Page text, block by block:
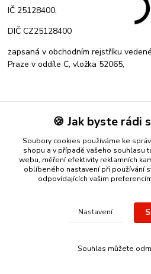
IČ 25128400,
DIČ CZ25128400
zapsaná v obchodním rejstříku
Praze v oddíle C, vložka 52065,
Nákup zlatého šperku s jistotou a
obchod se stříbrnými a zlatými šperky
🍪 Jak byste rádi
Soubory cookies používáme ke
shopu a v případě vašeho souhlasu
webu, měření efektivity reklamních
oblíbeného nastavení při používání
odpovídajících vašim
Nastavení
Souhlas můžete